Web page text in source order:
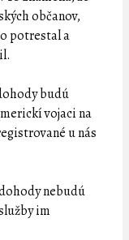
občanov,
potrestal a
budú
vojaci na
u nás
nebudú
im